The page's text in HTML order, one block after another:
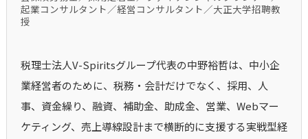
起業コンサルタント／経営コンサルタント／大正大学招聘教
授
税理士法人V-Spiritsグループ代表の中野裕哲は、中小企
業経営者のために、税務・会計だけでなく、採用、人
事、資金繰り、融資、補助金、助成金、営業、Webマー
ケティング、売上導線設計まで横断的に支援する実戦型経